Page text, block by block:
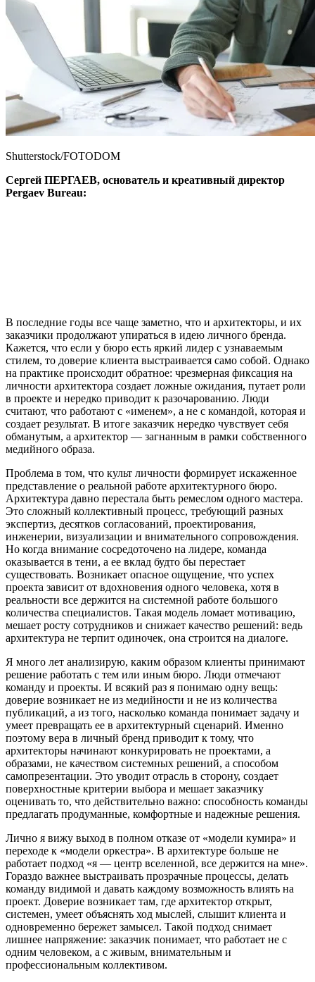
Shutterstock/FOTODOM
Сергей ПЕРГАЕВ, основатель и креативный директор
Pergaev Bureau:
В последние годы все чаще заметно, что и архитекторы, и их
заказчики продолжают упираться в идею личного бренда.
Кажется, что если у бюро есть яркий лидер с узнаваемым
стилем, то доверие клиента выстраивается само собой. Однако
на практике происходит обратное: чрезмерная фиксация на
личности архитектора создает ложные ожидания, путает роли
в проекте и нередко приводит к разочарованию. Люди
считают, что работают с «именем», а не с командой, которая и
создает результат. В итоге заказчик нередко чувствует себя
обманутым, а архитектор — загнанным в рамки собственного
медийного образа.
Проблема в том, что культ личности формирует искаженное
представление о реальной работе архитектурного бюро.
Архитектура давно перестала быть ремеслом одного мастера.
Это сложный коллективный процесс, требующий разных
экспертиз, десятков согласований, проектирования,
инженерии, визуализации и внимательного сопровождения.
Но когда внимание сосредоточено на лидере, команда
оказывается в тени, а ее вклад будто бы перестает
существовать. Возникает опасное ощущение, что успех
проекта зависит от вдохновения одного человека, хотя в
реальности все держится на системной работе большого
количества специалистов. Такая модель ломает мотивацию,
мешает росту сотрудников и снижает качество решений: ведь
архитектура не терпит одиночек, она строится на диалоге.
Я много лет анализирую, каким образом клиенты принимают
решение работать с тем или иным бюро. Люди отмечают
команду и проекты. И всякий раз я понимаю одну вещь:
доверие возникает не из медийности и не из количества
публикаций, а из того, насколько команда понимает задачу и
умеет превращать ее в архитектурный сценарий. Именно
поэтому вера в личный бренд приводит к тому, что
архитекторы начинают конкурировать не проектами, а
образами, не качеством системных решений, а способом
самопрезентации. Это уводит отрасль в сторону, создает
поверхностные критерии выбора и мешает заказчику
оценивать то, что действительно важно: способность команды
предлагать продуманные, комфортные и надежные решения.
Лично я вижу выход в полном отказе от «модели кумира» и
переходе к «модели оркестра». В архитектуре больше не
работает подход «я — центр вселенной, все держится на мне».
Гораздо важнее выстраивать прозрачные процессы, делать
команду видимой и давать каждому возможность влиять на
проект. Доверие возникает там, где архитектор открыт,
системен, умеет объяснять ход мыслей, слышит клиента и
одновременно бережет замысел. Такой подход снимает
лишнее напряжение: заказчик понимает, что работает не с
одним человеком, а с живым, внимательным и
профессиональным коллективом.